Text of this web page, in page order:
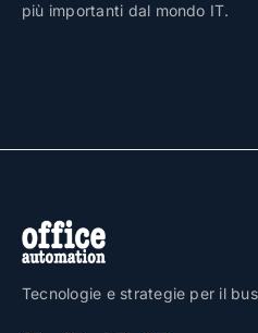
più importanti dal mondo IT.
Tecnologie e strategie per il